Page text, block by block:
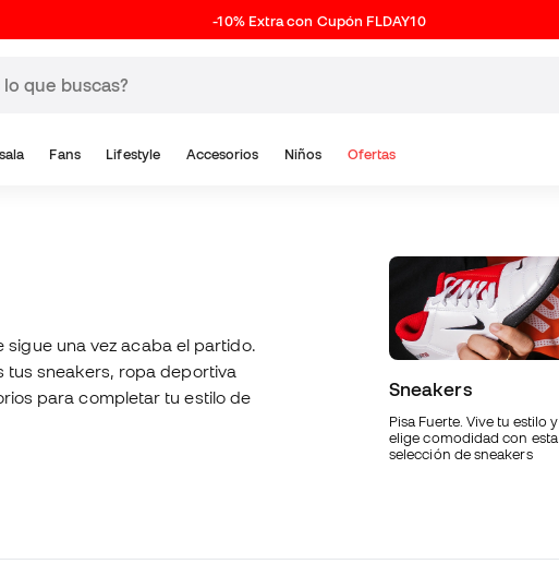
-10% Extra con Cupón FLDAY10
Fans Lifestyle Accesorios Niños Ofertas
sigue una vez acaba el partido.
tus sneakers, ropa deportiva
para completar tu estilo de
Sneakers
Pisa Fuerte. Vive tu estilo y
elige comodidad con esta
selección de sneakers